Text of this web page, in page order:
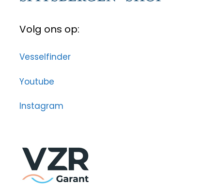
Volg ons op:
Vesselfinder
Youtube
Instagram